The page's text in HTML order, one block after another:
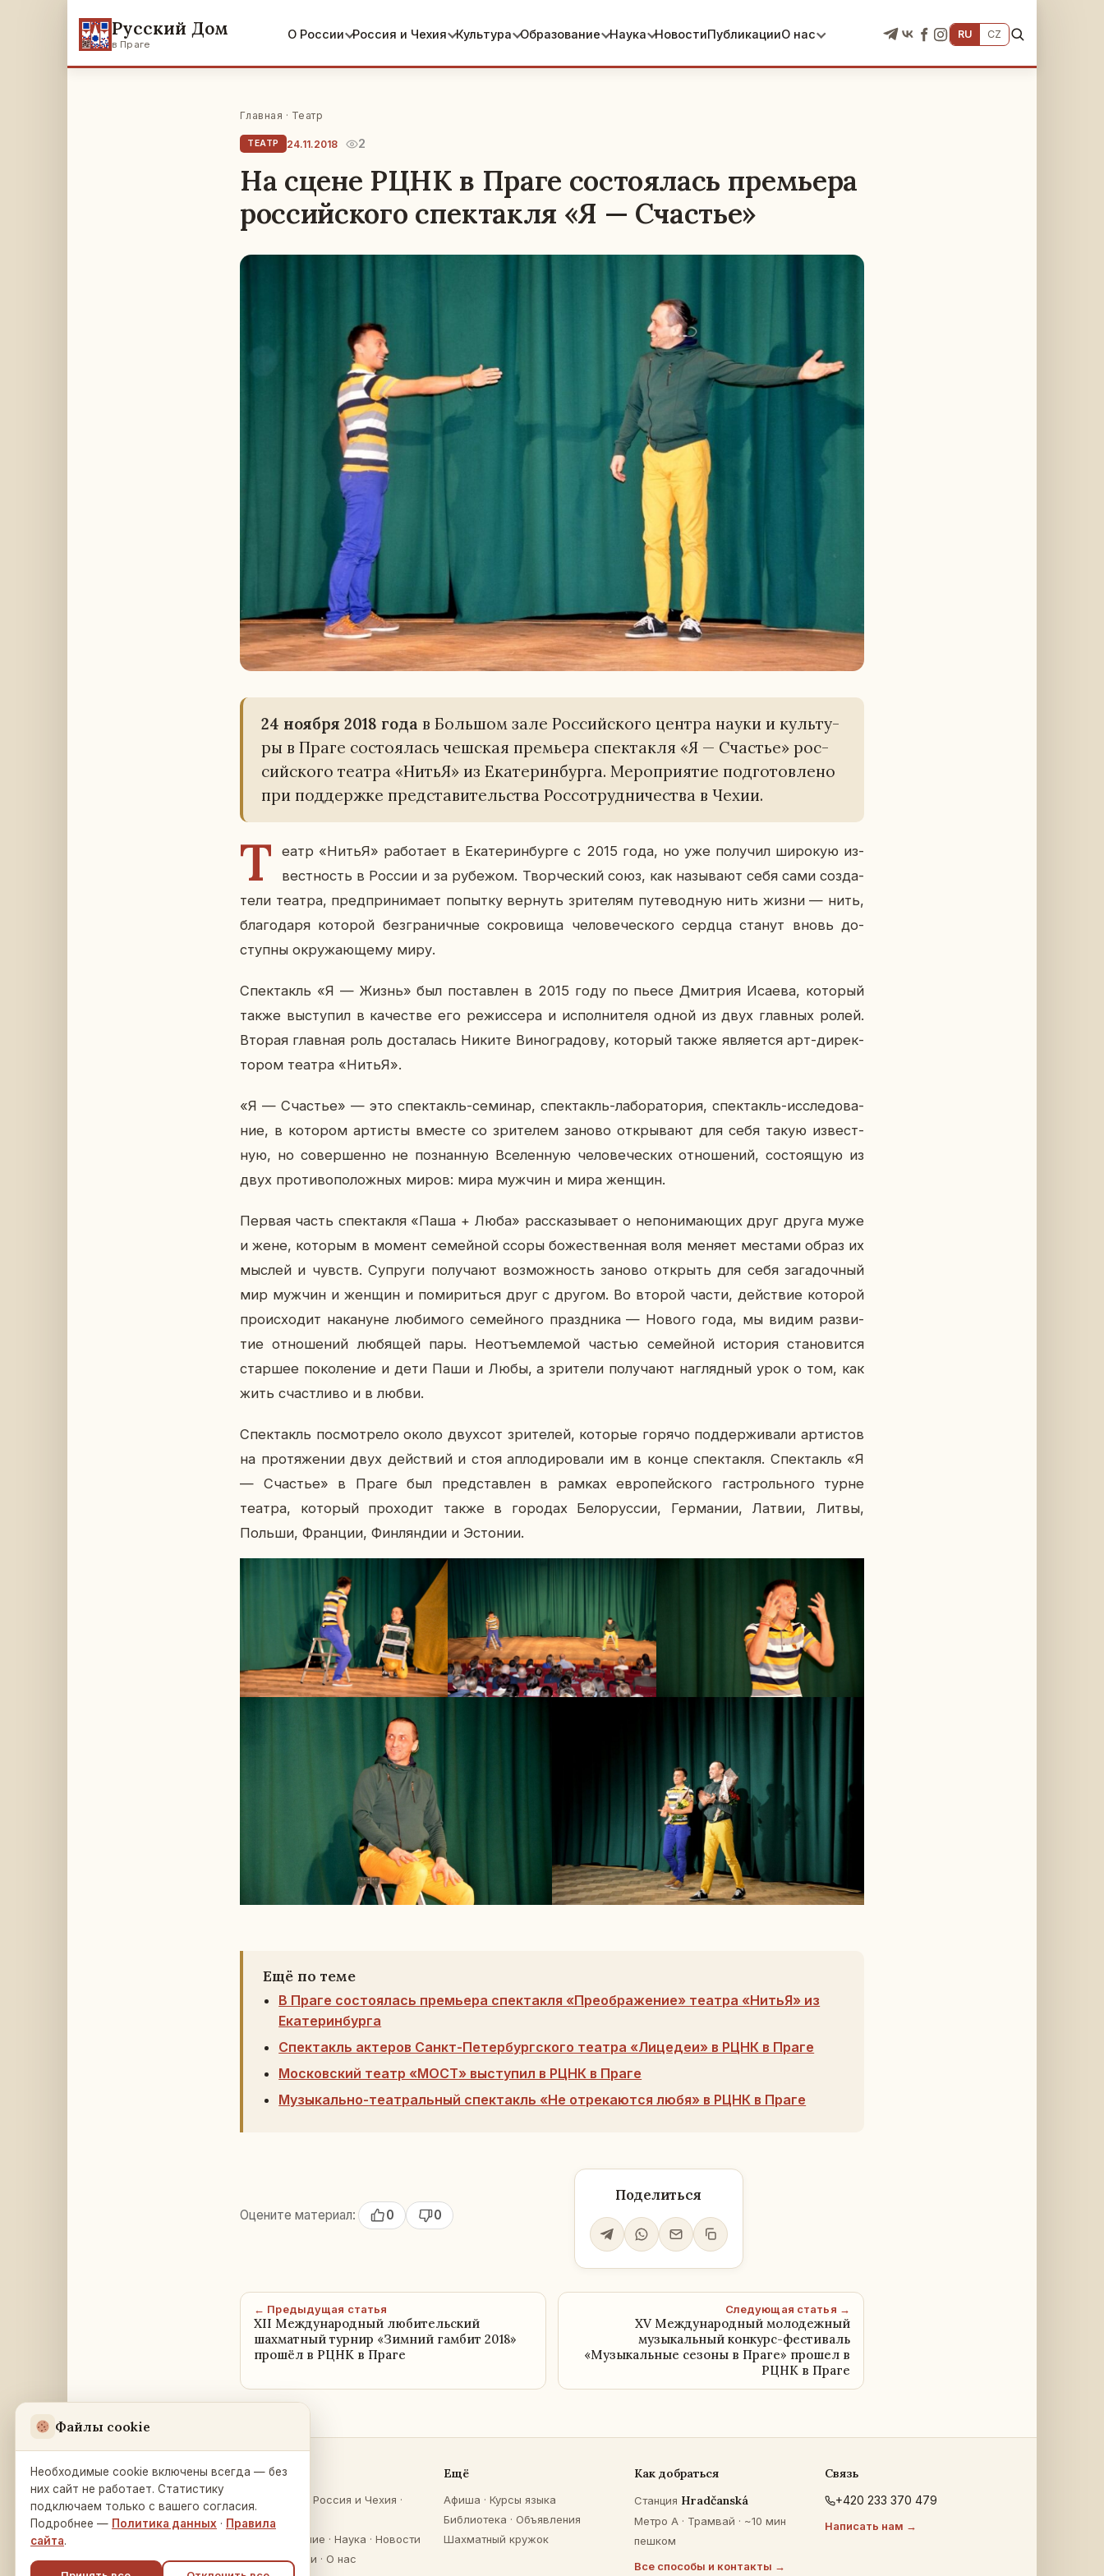
Русский Дом
в Праге
О России Россия и Чехия Культура Образование Наука НовостиПубликацииО нас RU CZ
Главная · Театр
ТЕАТР 24.11.2018 2
На сцене РЦНК в Праге состоялась премьера
российского спектакля «Я — Счастье»
24 ноября 2018 года в Боль­шом зале Рос­сий­ско­го центра науки и куль­ту­
ры в Праге со­сто­я­лась чеш­ская пре­мье­ра спек­так­ля «Я — Сча­стье» рос­
сий­ско­го театра «НитьЯ» из Ека­те­рин­бур­га. Ме­ро­при­я­тие под­го­тов­ле­но
при под­держ­ке пред­ста­ви­тель­ства Рос­со­труд­ни­че­ства в Чехии.
Т
еатр «НитьЯ» ра­бо­та­ет в Ека­те­рин­бур­ге с 2015 года, но уже по­лу­чил ши­ро­кую из­
вест­ность в России и за ру­бе­жом. Твор­че­ский союз, как на­зы­ва­ют себя сами со­зда­
те­ли театра, пред­при­ни­ма­ет по­пыт­ку вер­нуть зри­те­лям пу­те­вод­ную нить жизни — нить,
бла­го­да­ря ко­то­рой без­гра­нич­ные со­кро­ви­ща че­ло­ве­че­ско­го сердца станут вновь до­
ступ­ны окру­жа­ю­ще­му миру.
Спек­такль «Я — Жизнь» был по­став­лен в 2015 году по пьесе Дмит­рия Исаева, ко­то­рый
также вы­сту­пил в ка­че­стве его ре­жис­се­ра и ис­пол­ни­те­ля одной из двух глав­ных ролей.
Вторая глав­ная роль до­ста­лась Никите Ви­но­гра­до­ву, ко­то­рый также яв­ля­ет­ся арт-ди­рек­
то­ром театра «НитьЯ».
«Я — Сча­стье» — это спек­такль-се­ми­нар, спек­такль-ла­бо­ра­то­рия, спек­такль-ис­сле­до­ва­
ние, в ко­то­ром ар­ти­сты вместе со зри­те­лем заново от­кры­ва­ют для себя такую из­вест­
ную, но со­вер­шен­но не по­знан­ную Все­лен­ную че­ло­ве­че­ских от­но­ше­ний, со­сто­я­щую из
двух про­ти­во­по­лож­ных миров: мира мужчин и мира женщин.
Первая часть спек­так­ля «Паша + Люба» рас­ска­зы­ва­ет о непо­ни­ма­ю­щих друг друга муже
и жене, ко­то­рым в момент се­мей­ной ссоры бо­же­ствен­ная воля меняет ме­ста­ми образ их
мыслей и чувств. Су­пру­ги по­лу­ча­ют воз­мож­ность заново от­крыть для себя за­га­доч­ный
мир мужчин и женщин и по­ми­рить­ся друг с другом. Во второй части, дей­ствие ко­то­рой
про­ис­хо­дит на­ка­нуне лю­би­мо­го се­мей­но­го празд­ни­ка — Нового года, мы видим раз­ви­
тие от­но­ше­ний лю­бя­щей пары. Неотъ­ем­ле­мой частью се­мей­ной ис­то­рия ста­но­вит­ся
стар­шее по­ко­ле­ние и дети Паши и Любы, а зри­те­ли по­лу­ча­ют на­гляд­ный урок о том, как
жить счаст­ли­во и в любви.
Спек­такль по­смот­ре­ло около двух­сот зри­те­лей, ко­то­рые горячо под­дер­жи­ва­ли ар­ти­стов
на про­тя­же­нии двух дей­ствий и стоя ап­ло­ди­ро­ва­ли им в конце спек­так­ля. Спек­такль «Я
— Сча­стье» в Праге был пред­став­лен в рамках ев­ро­пей­ско­го га­строль­но­го турне
театра, ко­то­рый про­хо­дит также в го­ро­дах Бе­ло­рус­сии, Гер­ма­нии, Латвии, Литвы,
Польши, Фран­ции, Фин­лян­дии и Эс­то­нии.
Ещё по теме
В Праге состоялась премьера спектакля «Преображение» театра «НитьЯ» из
Екатеринбурга
Спектакль актеров Санкт-Петербургского театра «Лицедеи» в РЦНК в Праге
Московский театр «МОСТ» выступил в РЦНК в Праге
Музыкально-театральный спектакль «Не отрекаются любя» в РЦНК в Праге
Оцените материал: 0 0
Поделиться
← Предыдущая статья
XII Международный любительский
шахматный турнир «Зимний гамбит 2018»
прошёл в РЦНК в Праге
Следующая статья →
XV Международный молодежный
музыкальный конкурс-фестиваль
«Музыкальные сезоны в Праге» прошел в
РЦНК в Праге
Русский Дом
в Праге
Na Zátorce 16
Разделы
Россия и Чехия ·
Культура
Образование · Наука · Новости
Публикации · О нас
Ещё
Афиша · Курсы языка
Библиотека · Объявления
Шахматный кружок
Как добраться
Станция Hradčanská
Метро A · Трамвай · ~10 мин
пешком
Все способы и контакты →
Связь
+420 233 370 479
Написать нам →
Файлы cookie
Необходимые cookie включены всегда — без
них сайт не работает. Статистику
подключаем только с вашего согласия.
Подробнее — Политика данных · Правила
сайта.